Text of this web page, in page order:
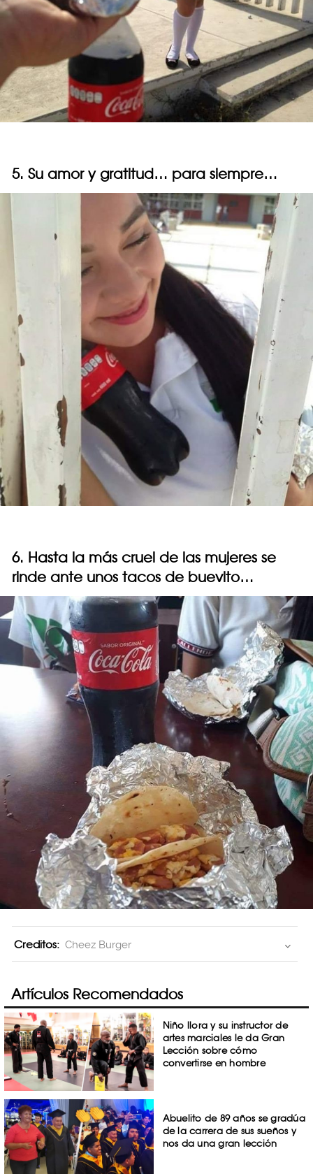
5. Su amor y gratitud… para siempre…
6. Hasta la más cruel de las mujeres se
rinde ante unos tacos de buevito…
Creditos: Cheez Burger
Artículos Recomendados
Niño llora y su instructor de
artes marciales le da Gran
Lección sobre cómo
convertirse en hombre
Abuelito de 89 años se gradúa
de la carrera de sus sueños y
nos da una gran lección